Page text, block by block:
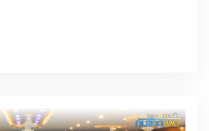
พระบรมราโชบายของในหลวง
รงเรียนดงบังวิทยา สพป.กาฬสินธุ์
าการแหล่งเรียนรู้ท้องถิ่นเสริมสร้าง